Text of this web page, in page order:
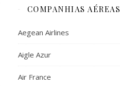
COMPANHIAS AÉREAS
Aegean Airlines
Aigle Azur
Air France